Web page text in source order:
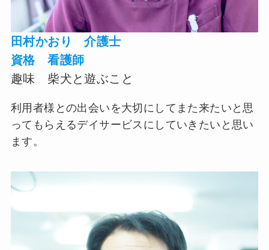
田村かおり 介護士
資格 看護師
趣味
柴犬と遊ぶこと
利用者様との出会いを大切にしてまた来たいと思
ってもらえるデイサービスにしていきたいと思い
ます。